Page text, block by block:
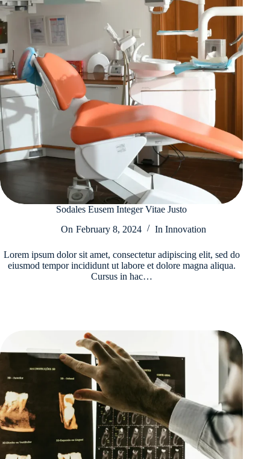
Sodales Eusem Integer Vitae Justo
On February 8, 2024 In Innovation
Lorem ipsum dolor sit amet, consectetur adipiscing elit, sed do
eiusmod tempor incididunt ut labore et dolore magna aliqua.
Cursus in hac…